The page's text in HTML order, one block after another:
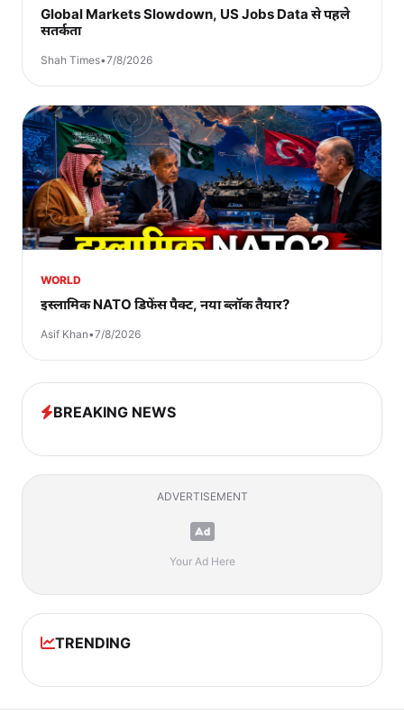
Global Markets Slowdown, US Jobs Data से पहले
सतर्कता
Shah Times•7/8/2026
WORLD
इस्लामिक NATO डिफेंस पैक्ट, नया ब्लॉक तैयार?
Asif Khan•7/8/2026
BREAKING NEWS
ADVERTISEMENT
Your Ad Here
TRENDING